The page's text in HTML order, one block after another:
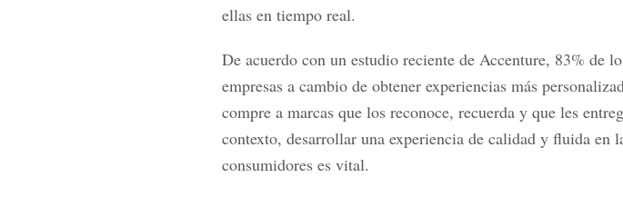
ellas en tiempo real.
De acuerdo con un estudio reciente de Accenture, 83% de
empresas a cambio de obtener experiencias más
compre a marcas que los reconoce, recuerda y que les
contexto, desarrollar una experiencia de calidad y fluida en
consumidores es vital.